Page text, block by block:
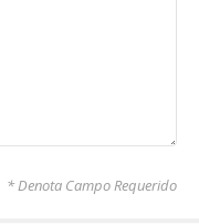
* Denota Campo Requerido